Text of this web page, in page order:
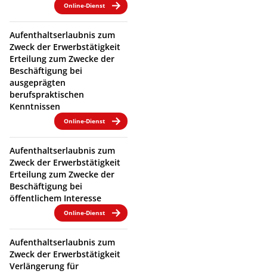
Online-Dienst
Aufenthaltserlaubnis zum
Zweck der Erwerbstätigkeit
Erteilung zum Zwecke der
Beschäftigung bei
ausgeprägten
berufspraktischen
Kenntnissen
Online-Dienst
Aufenthaltserlaubnis zum
Zweck der Erwerbstätigkeit
Erteilung zum Zwecke der
Beschäftigung bei
öffentlichem Interesse
Online-Dienst
Aufenthaltserlaubnis zum
Zweck der Erwerbstätigkeit
Verlängerung für